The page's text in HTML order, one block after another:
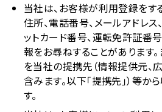
当社は、お客様が利用登録をす
住所、電話番号、メールアドレス
ットカード番号、運転免許証番
報をお尋ねすることがあります
を当社の提携先（情報提供元、
含みます。以下｢提携先｣）等か
す。